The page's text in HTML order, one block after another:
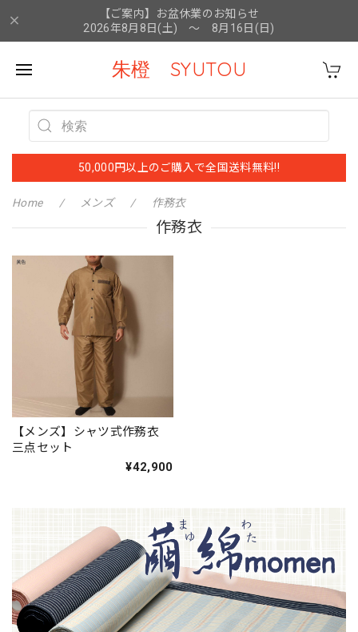
【ご案内】お盆休業のお知らせ
2026年8月8日(土) ～ 8月16日(日)
朱橙 SYUTOU
50,000円以上のご購入で全国送料無料!!
Home メンズ 作務衣
作務衣
【メンズ】シャツ式作務衣
三点セット
¥42,900